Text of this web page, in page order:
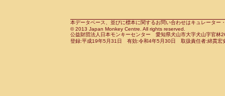
CercopithecidaePapio anubis(0)
CercopithecidaePapio cynocephalus
CercopithecidaePapio hamadryas(0)
CebidaeSaguinus leucopus(0)
CebidaeSaguinus midas(0)
Cebidae Saguinus mystax(0)
本データベース、並びに標本に関するお問い合わせはキュレータ
© 2013 Japan Monkey Centre. All rights reserved.
公益財団法人日本モンキーセンター 愛知県犬山市大字犬山字官
登録:平成19年5月31日 有効:令和4年5月30日 取扱責任者:綿貫宏